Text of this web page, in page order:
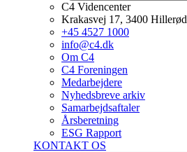
C4 Videncenter
Krakasvej 17, 3400 Hillerød
+45 4527 1000
info@c4.dk
Om C4
C4 Foreningen
Medarbejdere
Nyhedsbreve arkiv
Samarbejdsaftaler
Årsberetning
ESG Rapport
KONTAKT OS